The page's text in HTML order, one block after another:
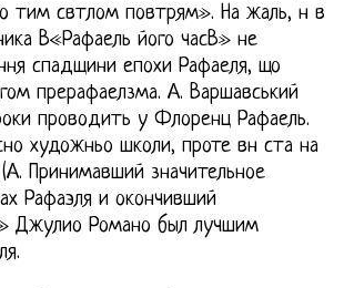
тим свтлом повтрям». На жаль, н в
В«Рафаель його часВ» не
спадщини епохи Рафаеля, що
прерафаелзма. А. Варшавський
проводить у Флоренц Рафаель.
художньо школи, проте вн ста на
Принимавший значительное
Рафаэля и окончивший
Джулио Романо был лучшим